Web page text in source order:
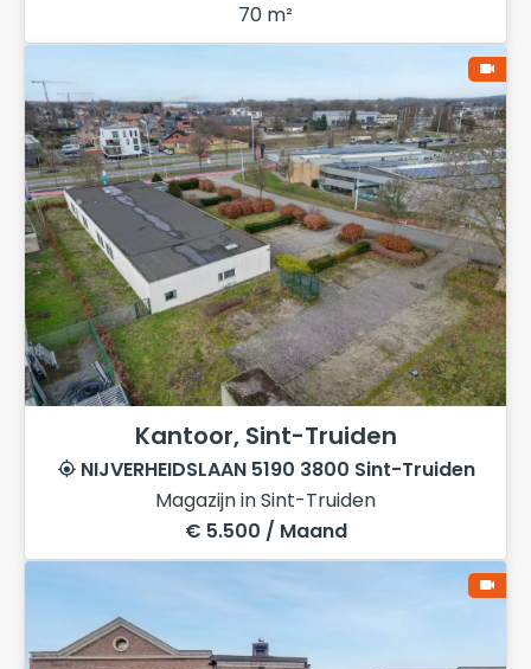
70 m²
Kantoor, Sint-Truiden
NIJVERHEIDSLAAN 5190 3800 Sint-Truiden
Magazijn in Sint-Truiden
€ 5.500 / Maand